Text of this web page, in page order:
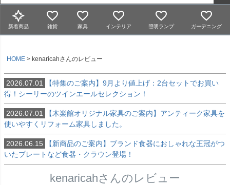
新着商品 雑貨 家具 インテリア 照明ランプ ガーデニング
HOME kenaricahさんのレビュー
2026.07.01
【特集のご案内】9月より値上げ：2台セットでお買い
得！シーリーのツインエールセレクション！
2026.07.01
【木楽館オリジナル家具のご案内】アンティーク家具を
使いやすくリフォーム家具しました。
2026.06.15
【新商品のご案内】ブランド食器におしゃれな王冠がつ
いたプレートなど食器・クラウン登場！
kenaricahさんのレビュー